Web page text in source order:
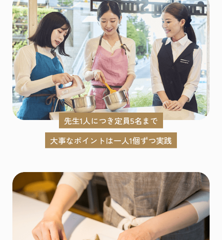
先生1人につき定員5名まで
大事なポイントは一人1個ずつ実践